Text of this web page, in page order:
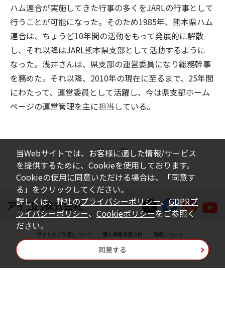
ハム連合が実施してきた行事の多くをJARLの行事として
行うことが可能になった。そのため1985年、熊本県ハム
連合は、ちょうど10年間の活動をもって発展的に解散
し、それ以降はJARL熊本県支部として活動するように
なった。浅井さんは、県支部の運営委員になり総務幹事
を務めた。それ以降、2010年の現在に至るまで、25年間
にわたって、運営委員として活躍し、今は県支部ホーム
ページの運営管理を主に担当している。
記事一覧
サイトのご利用について 個人情報保護方針 商標について
Copyright © Icom Inc.
当Webサイトでは、お客様に適した情報/サービス
を提供するために、Cookieを使用しております。
Cookieの使用に同意いただける場合は、「同意す
る」をクリックしてください。
詳しくは、弊社のプライバシーポリシー、GDPRプ
ライバシーポリシー、 Cookieポリシーをご参照く
ださい。
同意する